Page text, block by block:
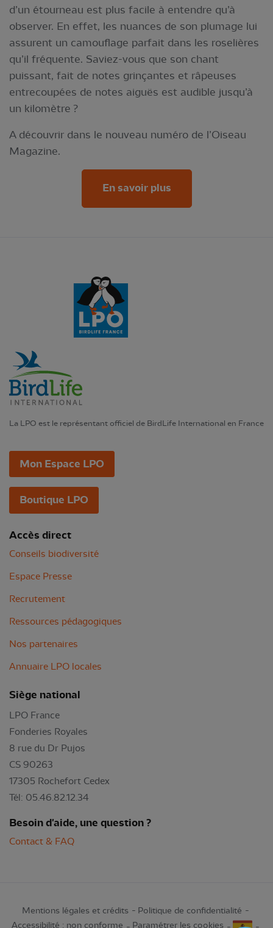
d’un étourneau est plus facile à entendre qu’à
observer. En effet, les nuances de son plumage lui
assurent un camouflage parfait dans les roselières
qu’il fréquente. Saviez-vous que son chant
puissant, fait de notes grinçantes et râpeuses
entrecoupées de notes aiguës est audible jusqu’à
un kilomètre ?
A découvrir dans le nouveau numéro de l’Oiseau
Magazine.
En savoir plus
La LPO est le représentant officiel de BirdLife International en France
Mon Espace LPO
Boutique LPO
Accès direct
Conseils biodiversité
Espace Presse
Recrutement
Ressources pédagogiques
Nos partenaires
Annuaire LPO locales
Siège national
LPO France
Fonderies Royales
8 rue du Dr Pujos
CS 90263
17305 Rochefort Cedex
Tél: 05.46.82.12.34
Besoin d'aide, une question ?
Contact & FAQ
Mentions légales et crédits
Politique de confidentialité
Accessibilité : non conforme
Paramétrer les cookies